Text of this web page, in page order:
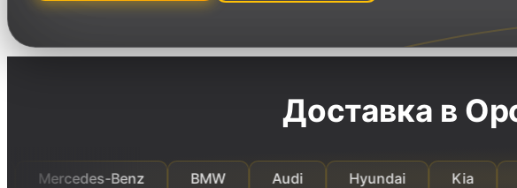
Доставка в
Benz BMW Audi Hyundai Kia